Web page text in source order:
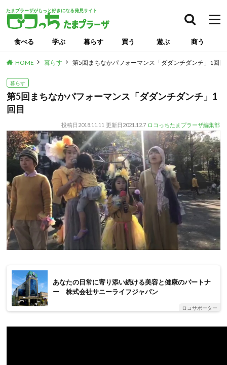
たまプラーザがもっと好きになる発見サイト
食べる 学ぶ 暮らす 買う 遊ぶ 商う
HOME 暮らす 第5回まちなかパフォーマンス「ダダンチダンチ」1回目
暮らす
第5回まちなかパフォーマンス「ダダンチダンチ」1
回目
投稿日 2018.11.11 更新日 2021.12.7 ロコっちたまプラーザ編集部
あなたの日常に寄り添い続ける美容と健康のパートナ
ー 株式会社サニーライフジャパン
ロコサポーター